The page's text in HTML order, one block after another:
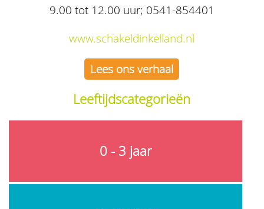
9.00 tot 12.00 uur; 0541-854401
www.schakeldinkelland.nl
Lees ons verhaal
Leeftijdscategorieën
0 - 3 jaar